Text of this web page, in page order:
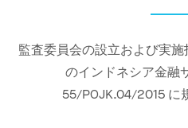
監査委員会の設立および実
のインドネシア金融
55/POJK.04/2015 に